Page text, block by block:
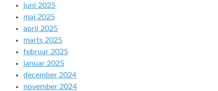
juni 2025
maj 2025
april 2025
marts 2025
februar 2025
januar 2025
december 2024
november 2024